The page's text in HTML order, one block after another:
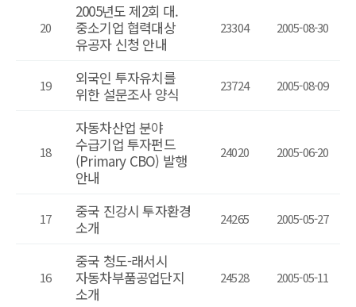
20
2005년도 제2회 대.
중소기업 협력대상
유공자 신청 안내
23304 2005-08-30
19
외국인 투자유치를
위한 설문조사 양식
23724 2005-08-09
18
자동차산업 분야
수급기업 투자펀드
(Primary CBO) 발행
안내
24020 2005-06-20
17
중국 진강시 투자환경
소개
24265 2005-05-27
16
중국 청도-래서시
자동차부품공업단지
소개
24528 2005-05-11